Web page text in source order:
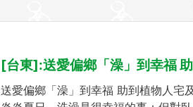
[台東]:送愛偏鄉「澡」到幸福
送愛偏鄉「澡」到幸福 助到植物人宅